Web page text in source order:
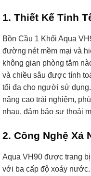
1. Thiết Kế Tinh
Bồn Cầu 1 Khối Aqua
đường nét mềm mại và
không gian phòng tắm
và chiều sâu được tính
tối đa cho người sử
nâng cao trải nghiệm,
nhau, đảm bảo sự thoải
2. Công Nghệ Xả
Aqua VH90 được trang
với ba cấp độ xoáy